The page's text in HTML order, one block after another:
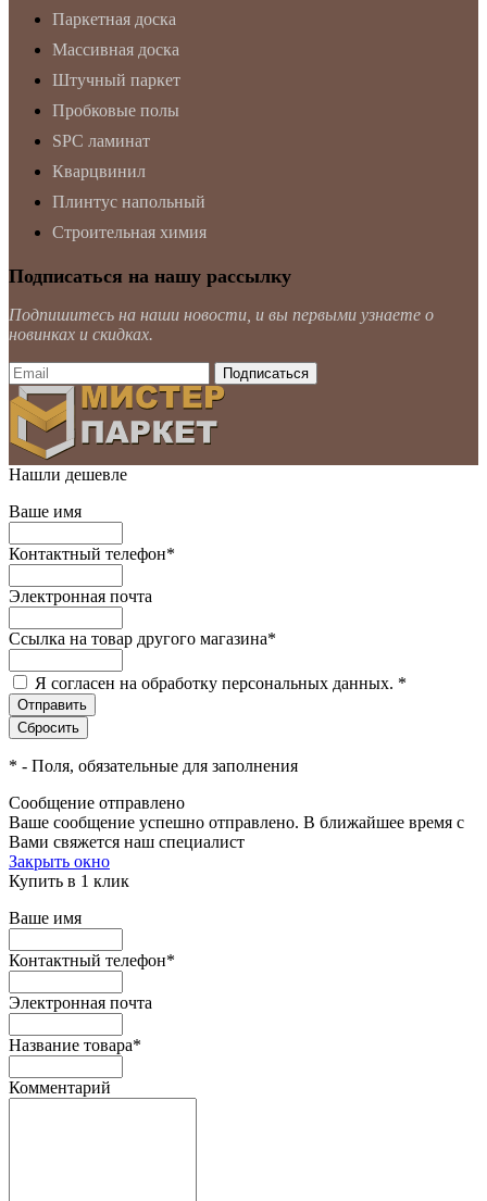
Паркетная доска
Массивная доска
Штучный паркет
Пробковые полы
SPC ламинат
Кварцвинил
Плинтус напольный
Строительная химия
Подписаться на нашу рассылку
Подпишитесь на наши новости, и вы первыми узнаете о
новинках и скидках.
Нашли дешевле
Ваше имя
Контактный телефон*
Электронная почта
Ссылка на товар другого магазина*
Я согласен на обработку персональных данных. *
* - Поля, обязательные для заполнения
Сообщение отправлено
Ваше сообщение успешно отправлено. В ближайшее время с
Вами свяжется наш специалист
Закрыть окно
Купить в 1 клик
Ваше имя
Контактный телефон*
Электронная почта
Название товара*
Комментарий